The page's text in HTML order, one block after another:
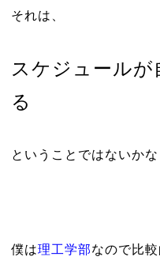
それは、
スケジュールが
る
ということではないかな
僕は理工学部なので比